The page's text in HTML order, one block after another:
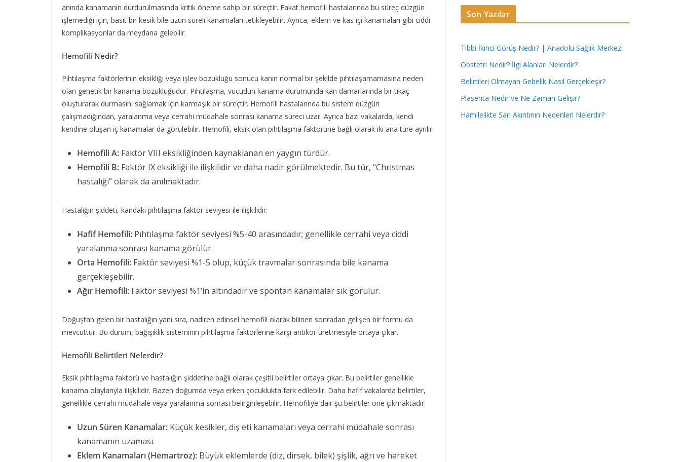
anında kanamanın durdurulmasında kritik öneme sahip bir süreçtir. Fakat hemofili hastalarında bu süreç düzgün
işlemediği için, basit bir kesik bile uzun süreli kanamaları tetikleyebilir. Ayrıca, eklem ve kas içi kanamaları gibi ciddi
komplikasyonlar da meydana gelebilir.
Hemofili Nedir?
Pıhtılaşma faktörlerinin eksikliği veya işlev bozukluğu sonucu kanın normal bir şekilde pıhtılaşamamasına neden
olan genetik bir kanama bozukluğudur. Pıhtılaşma, vücudun kanama durumunda kan damarlarında bir tıkaç
oluşturarak durmasını sağlamak için karmaşık bir süreçtir. Hemofili hastalarında bu sistem düzgün
çalışmadığından, yaralanma veya cerrahi müdahale sonrası kanama süreci uzar. Ayrıca bazı vakalarda, kendi
kendine oluşan iç kanamalar da görülebilir. Hemofili, eksik olan pıhtılaşma faktörüne bağlı olarak iki ana türe ayrılır:
Hemofili A: Faktör VIII eksikliğinden kaynaklanan en yaygın türdür.
Hemofili B: Faktör IX eksikliği ile ilişkilidir ve daha nadir görülmektedir. Bu tür, “Christmas
hastalığı” olarak da anılmaktadır.
Hastalığın şiddeti, kandaki pıhtılaşma faktör seviyesi ile ilişkilidir:
Hafif Hemofili: Pıhtılaşma faktör seviyesi %5-40 arasındadır; genellikle cerrahi veya ciddi
yaralanma sonrası kanama görülür.
Orta Hemofili: Faktör seviyesi %1-5 olup, küçük travmalar sonrasında bile kanama
gerçekleşebilir.
Ağır Hemofili: Faktör seviyesi %1’in altındadır ve spontan kanamalar sık görülür.
Doğuştan gelen bir hastalığın yanı sıra, nadiren edinsel hemofili olarak bilinen sonradan gelişen bir formu da
mevcuttur. Bu durum, bağışıklık sisteminin pıhtılaşma faktörlerine karşı antikor üretmesiyle ortaya çıkar.
Hemofili Belirtileri Nelerdir?
Eksik pıhtılaşma faktörü ve hastalığın şiddetine bağlı olarak çeşitli belirtiler ortaya çıkar. Bu belirtiler genellikle
kanama olaylarıyla ilişkilidir. Bazen doğumda veya erken çocuklukta fark edilebilir. Daha hafif vakalarda belirtiler,
genellikle cerrahi müdahale veya yaralanma sonrası belirginleşebilir. Hemofiliye dair şu belirtiler öne çıkmaktadır:
Uzun Süren Kanamalar: Küçük kesikler, diş eti kanamaları veya cerrahi müdahale sonrası
kanamanın uzaması.
Eklem Kanamaları (Hemartroz): Büyük eklemlerde (diz, dirsek, bilek) şişlik, ağrı ve hareket
Son Yazılar
Tıbbi İkinci Görüş Nedir? | Anadolu Sağlık Merkezi
Obstetri Nedir? İlgi Alanları Nelerdir?
Belirtileri Olmayan Gebelik Nasıl Gerçekleşir?
Plasenta Nedir ve Ne Zaman Gelişir?
Hamilelikte Sarı Akıntının Nedenleri Nelerdir?